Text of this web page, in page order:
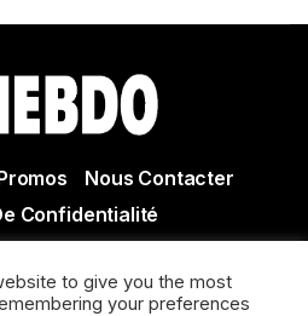
Nous Contacter
Confidentialité
en lot et Garonne - Actualité
to give you the most
your preferences